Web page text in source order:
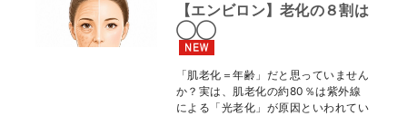
【エンビロン】老化の８割は
◯◯
「肌老化＝年齢」だと思っていません
か？実は、肌老化の約80％は紫外線
による「光老化」が原因といわれてい